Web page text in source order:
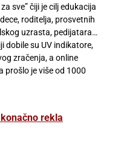
sve” čiji je cilj edukacija
roditelja, prosvetnih
uzrasta, pedijatara…
dobile su UV indikatore,
zračenja, a online
prošlo je više od 1000
rekla